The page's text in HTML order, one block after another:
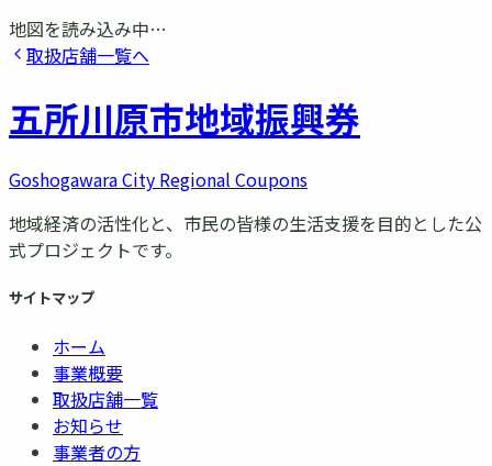
地図を読み込み中…
取扱店舗一覧へ
五所川原市地域振興券
Goshogawara City Regional Coupons
地域経済の活性化と、市民の皆様の生活支援を目的とした公
式プロジェクトです。
サイトマップ
ホーム
事業概要
取扱店舗一覧
お知らせ
事業者の方